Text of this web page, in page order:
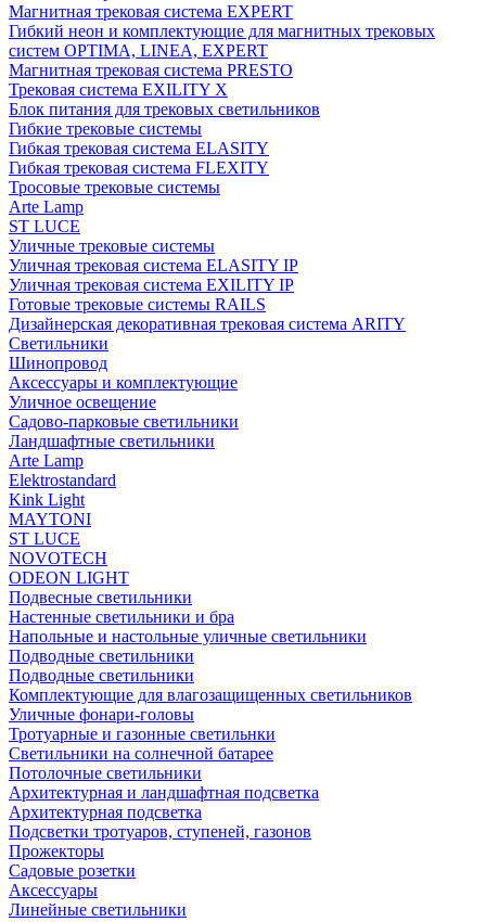
Магнитная трековая система EXPERT
Гибкий неон и комплектующие для магнитных трековых
систем OPTIMA, LINEA, EXPERT
Магнитная трековая система PRESTO
Трековая система EXILITY X
Блок питания для трековых светильников
Гибкие трековые системы
Гибкая трековая система ELASITY
Гибкая трековая система FLEXITY
Тросовые трековые системы
Arte Lamp
ST LUCE
Уличные трековые системы
Уличная трековая система ELASITY IP
Уличная трековая система EXILITY IP
Готовые трековые системы RAILS
Дизайнерская декоративная трековая система ARITY
Светильники
Шинопровод
Аксессуары и комплектующие
Уличное освещение
Садово-парковые светильники
Ландшафтные светильники
Arte Lamp
Elektrostandard
Kink Light
MAYTONI
ST LUCE
NOVOTECH
ODEON LIGHT
Подвесные светильники
Настенные светильники и бра
Напольные и настольные уличные светильники
Подводные светильники
Подводные светильники
Комплектующие для влагозащищенных светильников
Уличные фонари-головы
Тротуарные и газонные светильнки
Светильники на солнечной батарее
Потолочные светильники
Архитектурная и ландшафтная подсветка
Архитектурная подсветка
Подсветки тротуаров, ступеней, газонов
Прожекторы
Садовые розетки
Аксессуары
Линейные светильники